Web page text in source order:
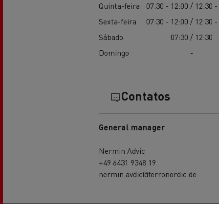
Quinta-feira
07:30 - 12:00 / 12:30 -
Sexta-feira
07:30 - 12:00 / 12:30 -
Sábado
07:30 / 12:30
Domingo
-
Contatos
General manager
Nermin Advic
+49 6431 9348 19
nermin.avdic@ferronordic.de